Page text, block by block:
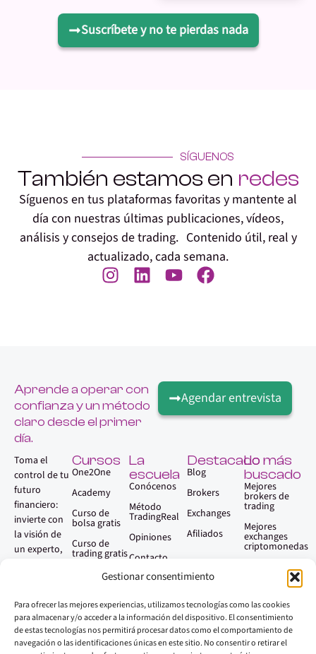
Gestionar consentimiento
Para ofrecer las mejores experiencias, utilizamos tecnologías como las cookies
para almacenar y/o acceder a la información del dispositivo. El consentimiento
de estas tecnologías nos permitirá procesar datos como el comportamiento de
navegación o las identificaciones únicas en este sitio. No consentir o retirar el
Suscríbete y no te pierdas nada
SÍGUENOS
También estamos en redes
Síguenos en tus plataformas favoritas y mantente al
día con nuestras últimas publicaciones, vídeos,
análisis y consejos de trading. Contenido útil, real y
actualizado, cada semana.
Aprende a operar con
confianza y un método
claro desde el primer
día.
Agendar entrevista
Toma el
control de tu
futuro
financiero:
invierte con
la visión de
un experto,
Cursos
One2One
Academy
Curso de
bolsa gratis
Curso de
trading gratis
La
escuela
Conócenos
Método
TradingReal
Opiniones
Contacto
Faq
Destacado
Blog
Brokers
Exchanges
Afiliados
Lo más
buscado
Mejores
brokers de
trading
Mejores
exchanges
criptomonedas
Aprender
trading paso
a paso
Mejores
plataformas